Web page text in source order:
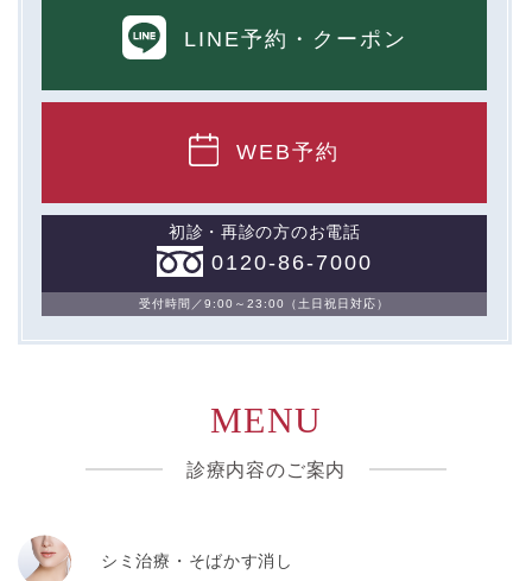
LINE予約 ・クーポン
WEB予約
初診・再診の方のお電話
0120-86-7000
受付時間／9:00～23:00（土日祝日対応）
MENU
診療内容のご案内
シミ治療・そばかす消し